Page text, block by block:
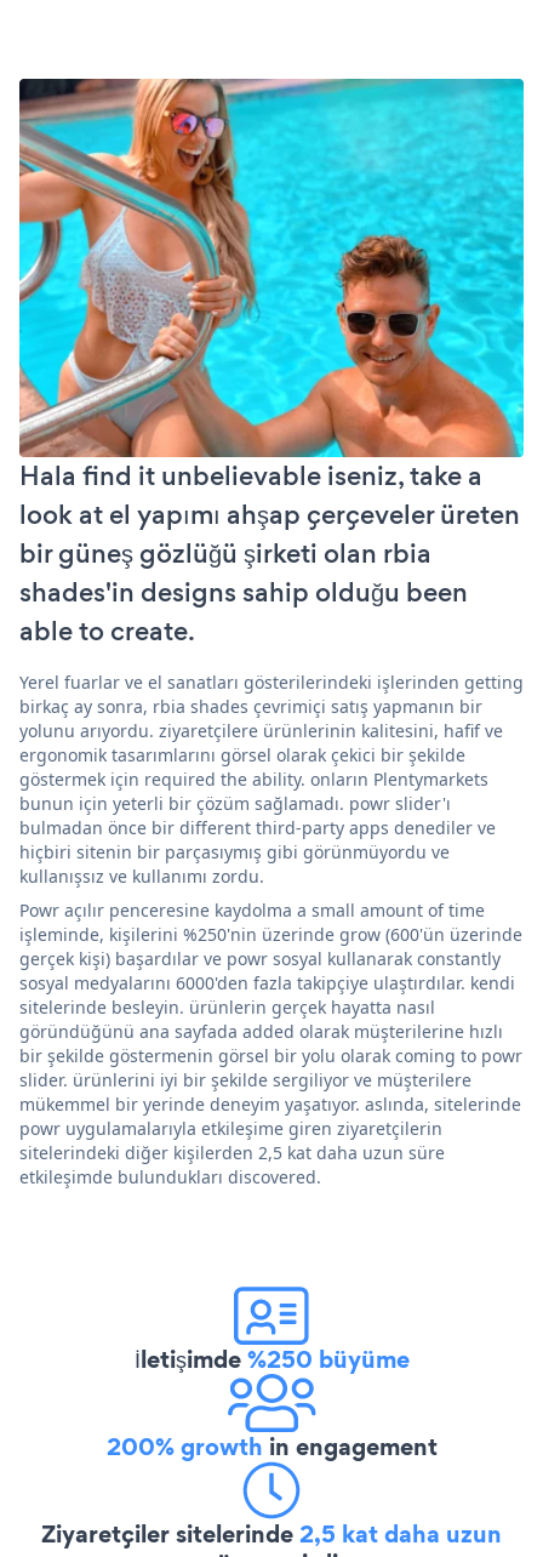
Hala find it unbelievable iseniz, take a
look at el yapımı ahşap çerçeveler üreten
bir güneş gözlüğü şirketi olan rbia
shades'in designs sahip olduğu been
able to create.
Yerel fuarlar ve el sanatları gösterilerindeki işlerinden getting
birkaç ay sonra, rbia shades çevrimiçi satış yapmanın bir
yolunu arıyordu. ziyaretçilere ürünlerinin kalitesini, hafif ve
ergonomik tasarımlarını görsel olarak çekici bir şekilde
göstermek için required the ability. onların Plentymarkets
bunun için yeterli bir çözüm sağlamadı. powr slider'ı
bulmadan önce bir different third-party apps denediler ve
hiçbiri sitenin bir parçasıymış gibi görünmüyordu ve
kullanışsız ve kullanımı zordu.
Powr açılır penceresine kaydolma a small amount of time
işleminde, kişilerini %250'nin üzerinde grow (600'ün üzerinde
gerçek kişi) başardılar ve powr sosyal kullanarak constantly
sosyal medyalarını 6000'den fazla takipçiye ulaştırdılar. kendi
sitelerinde besleyin. ürünlerin gerçek hayatta nasıl
göründüğünü ana sayfada added olarak müşterilerine hızlı
bir şekilde göstermenin görsel bir yolu olarak coming to powr
slider. ürünlerini iyi bir şekilde sergiliyor ve müşterilere
mükemmel bir yerinde deneyim yaşatıyor. aslında, sitelerinde
powr uygulamalarıyla etkileşime giren ziyaretçilerin
sitelerindeki diğer kişilerden 2,5 kat daha uzun süre
etkileşimde bulundukları discovered.
İletişimde%250 büyüme
200% growth in engagement
Ziyaretçiler sitelerinde2,5 kat daha uzun